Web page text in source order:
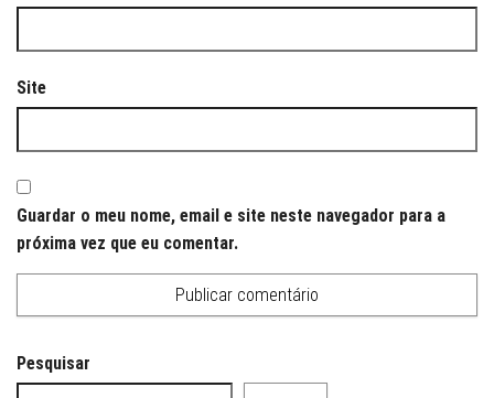
Site
Guardar o meu nome, email e site neste navegador para a
próxima vez que eu comentar.
Pesquisar